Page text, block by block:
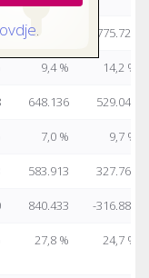
ovdje.
873.274 775.720
9,4 % 14,2 %
648.136 529.041
7,0 % 9,7 %
583.913 327.763
840.433 -316.886
27,8 % 24,7 %